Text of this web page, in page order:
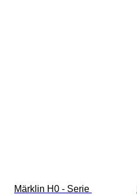
Märklin H0 - Serie